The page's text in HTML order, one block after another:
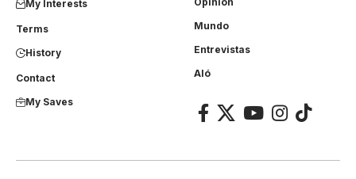
My Interests
Terms
History
Contact
My Saves
Mundo
Entrevistas
Aló